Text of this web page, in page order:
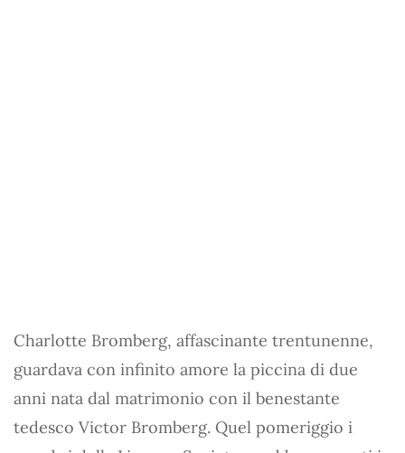
Charlotte Bromberg, affascinante trentunenne,
guardava con infinito amore la piccina di due
anni nata dal matrimonio con il benestante
tedesco Victor Bromberg. Quel pomeriggio i